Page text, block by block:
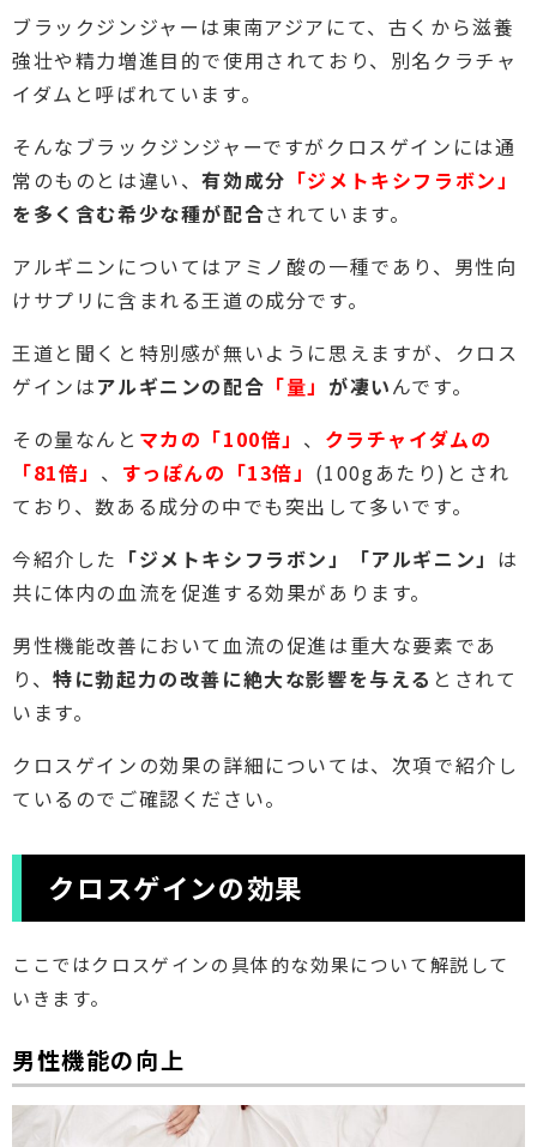
ブラックジンジャーは東南アジアにて、古くから滋養
強壮や精力増進目的で使用されており、別名クラチャ
イダムと呼ばれています。
そんなブラックジンジャーですがクロスゲインには通
常のものとは違い、有効成分 「ジメトキシフラボン」
を多く含む希少な種が配合されています。
アルギニンについてはアミノ酸の一種であり、男性向
けサプリに含まれる王道の成分です。
王道と聞くと特別感が無いように思えますが、クロス
ゲインはアルギニンの配合 「量」 が凄いんです。
その量なんと マカの「100倍」 、 クラチャイダムの
「81倍」 、 すっぽんの「13倍」 (100gあたり)とされ
ており、数ある成分の中でも突出して多いです。
今紹介した 「ジメトキシフラボン」「アルギニン」 は
共に体内の血流を促進する効果があります。
男性機能改善において血流の促進は重大な要素であ
り、特に勃起力の改善に絶大な影響を与える とされて
います。
クロスゲインの効果の詳細については、次項で紹介し
ているのでご確認ください。
クロスゲインの効果
ここではクロスゲインの具体的な効果について解説して
いきます。
男性機能の向上